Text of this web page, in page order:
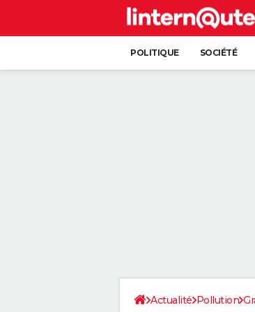
POLITIQUE SOCIÉTÉ
Actualité Pollution